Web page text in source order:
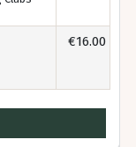
€16.00